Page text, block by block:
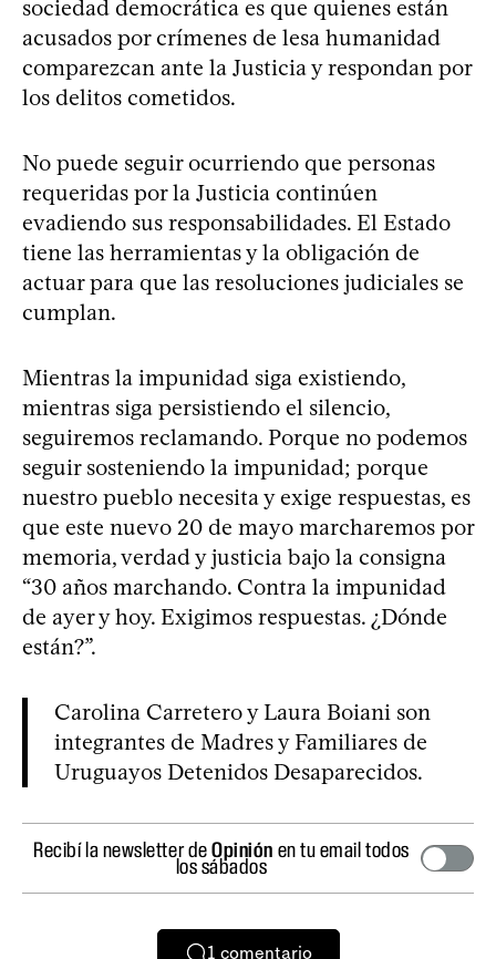
sociedad democrática es que quienes están
acusados por crímenes de lesa humanidad
comparezcan ante la Justicia y respondan por
los delitos cometidos.
No puede seguir ocurriendo que personas
requeridas por la Justicia continúen
evadiendo sus responsabilidades. El Estado
tiene las herramientas y la obligación de
actuar para que las resoluciones judiciales se
cumplan.
Mientras la impunidad siga existiendo,
mientras siga persistiendo el silencio,
seguiremos reclamando. Porque no podemos
seguir sosteniendo la impunidad; porque
nuestro pueblo necesita y exige respuestas, es
que este nuevo 20 de mayo marcharemos por
memoria, verdad y justicia bajo la consigna
“30 años marchando. Contra la impunidad
de ayer y hoy. Exigimos respuestas. ¿Dónde
están?”.
Carolina Carretero y Laura Boiani son
integrantes de Madres y Familiares de
Uruguayos Detenidos Desaparecidos.
Recibí la newsletter deOpinión en tu email todos
los sábados
1 comentario